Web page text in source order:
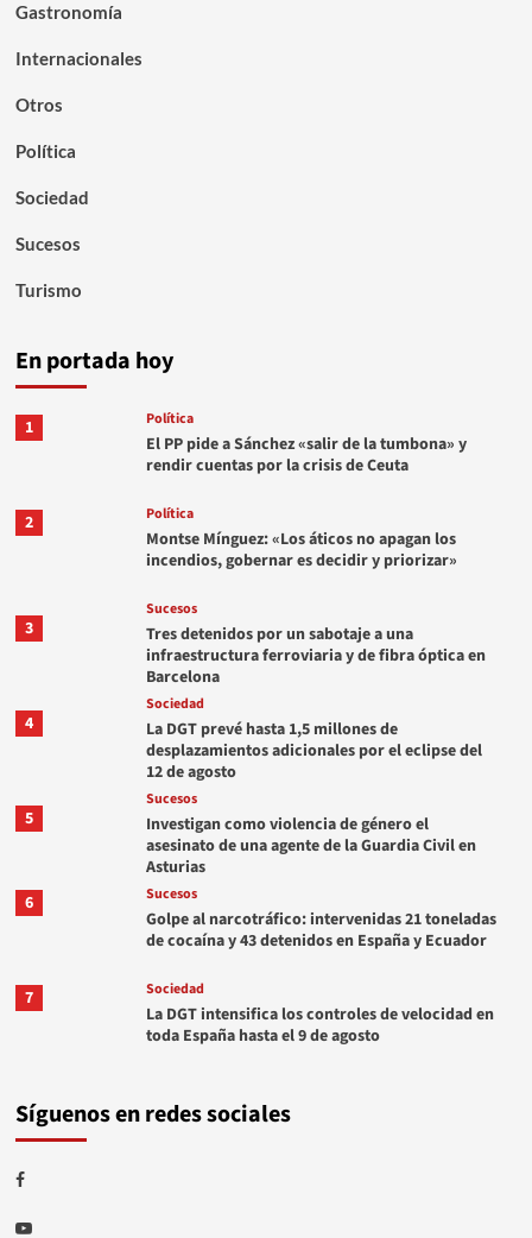
Gastronomía
Internacionales
Otros
Política
Sociedad
Sucesos
Turismo
En portada hoy
1 Política
El PP pide a Sánchez «salir de la tumbona» y
rendir cuentas por la crisis de Ceuta
2 Política
Montse Mínguez: «Los áticos no apagan los
incendios, gobernar es decidir y priorizar»
3
Sucesos
Tres detenidos por un sabotaje a una
infraestructura ferroviaria y de fibra óptica en
Barcelona
4
Sociedad
La DGT prevé hasta 1,5 millones de
desplazamientos adicionales por el eclipse del
12 de agosto
5
Sucesos
Investigan como violencia de género el
asesinato de una agente de la Guardia Civil en
Asturias
6
Sucesos
Golpe al narcotráfico: intervenidas 21 toneladas
de cocaína y 43 detenidos en España y Ecuador
7 Sociedad
La DGT intensifica los controles de velocidad en
toda España hasta el 9 de agosto
Síguenos en redes sociales
Facebook
Youtube